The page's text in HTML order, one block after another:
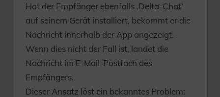
Hat der Empfänger ebenfalls ‚Delta-Chat‘
auf seinem Gerät installiert, bekommt er die
Nachricht innerhalb der App angezeigt.
Wenn dies nicht der Fall ist, landet die
Nachricht im E-Mail-Postfach des
Empfängers.
Dieser Ansatz löst ein bekanntes Problem: